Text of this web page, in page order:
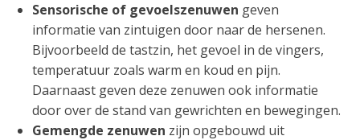
Sensorische of gevoelszenuwen geven
informatie van zintuigen door naar de hersenen.
Bijvoorbeeld de tastzin, het gevoel in de vingers,
temperatuur zoals warm en koud en pijn.
Daarnaast geven deze zenuwen ook informatie
door over de stand van gewrichten en bewegingen.
Gemengde zenuwen zijn opgebouwd uit